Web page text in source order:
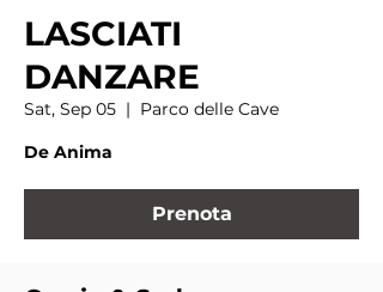
LASCIATI
DANZARE
Sat, Sep 05
  |
Parco delle Cave
De Anima
Prenota